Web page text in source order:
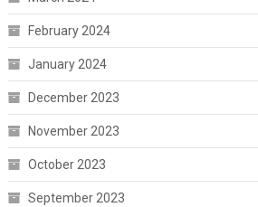
February 2024
January 2024
December 2023
November 2023
October 2023
September 2023